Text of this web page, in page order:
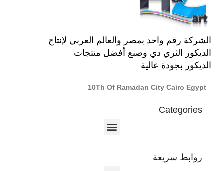
الشركة رقم واحد بمصر والعالم العربي لإنتاج
الديكور الثري دي وصنع أفضل منتجات
الديكور بجودة عالية
10Th Of Ramadan City Cairo Egypt
Categories
روابط سريعة